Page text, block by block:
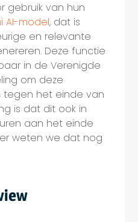
gebruik van hun
AI-model, dat is
en relevante
Deze functie
in de Verenigde
om deze
tegen het einde van
is dat dit ook in
aan het einde
weten we dat nog